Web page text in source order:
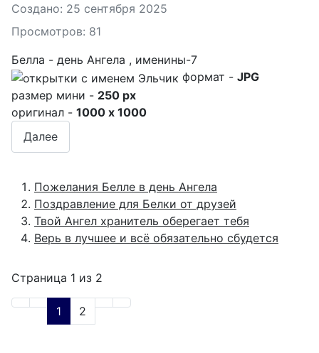
Создано: 25 сентября 2025
Просмотров: 81
Белла - день Ангела , именины-7
формат - JPG
размер мини - 250 px
оригинал - 1000 x 1000
Далее
Пожелания Белле в день Ангела
Поздравление для Белки от друзей
Твой Ангел хранитель оберегает тебя
Верь в лучшее и всё обязательно сбудется
Страница 1 из 2
1 2